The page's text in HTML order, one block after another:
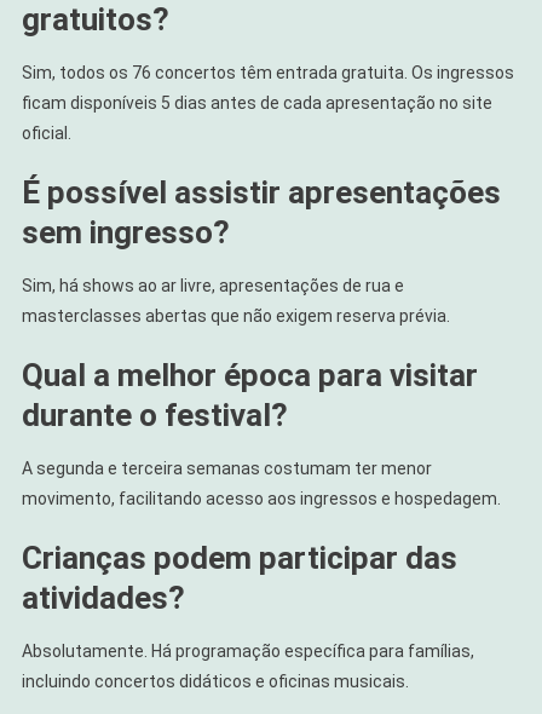
gratuitos?
Sim, todos os 76 concertos têm entrada gratuita. Os ingressos
ficam disponíveis 5 dias antes de cada apresentação no site
oficial.
É possível assistir apresentações
sem ingresso?
Sim, há shows ao ar livre, apresentações de rua e
masterclasses abertas que não exigem reserva prévia.
Qual a melhor época para visitar
durante o festival?
A segunda e terceira semanas costumam ter menor
movimento, facilitando acesso aos ingressos e hospedagem.
Crianças podem participar das
atividades?
Absolutamente. Há programação específica para famílias,
incluindo concertos didáticos e oficinas musicais.